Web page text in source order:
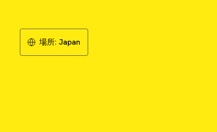
場所: Japan